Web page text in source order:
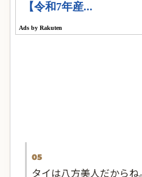
05
タイは八方美人だからね